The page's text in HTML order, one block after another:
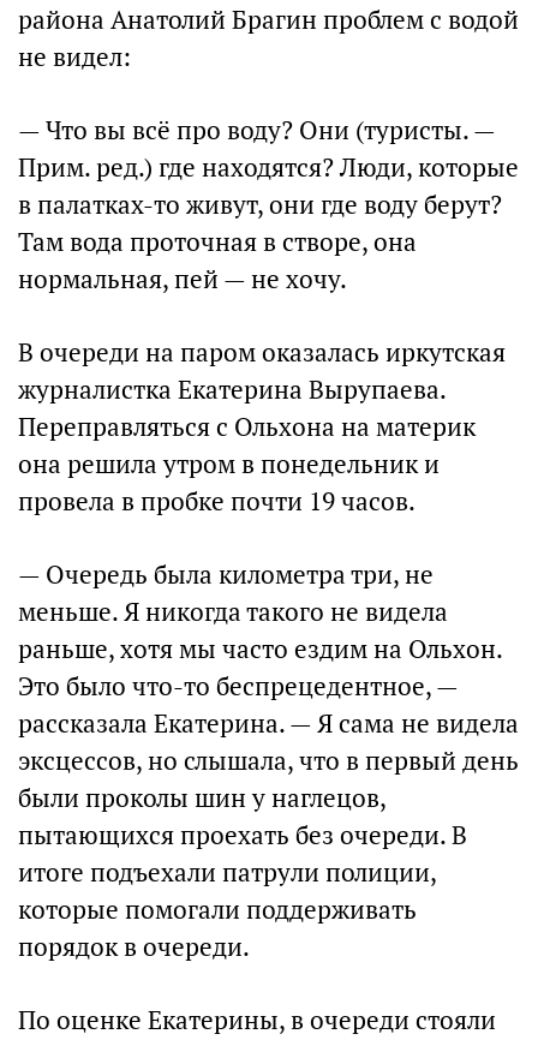
района Анатолий Брагин проблем с водой
не видел:
— Что вы всё про воду? Они (туристы. —
Прим. ред.) где находятся? Люди, которые
в палатках-то живут, они где воду берут?
Там вода проточная в створе, она
нормальная, пей — не хочу.
В очереди на паром оказалась иркутская
журналистка Екатерина Вырупаева.
Переправляться с Ольхона на материк
она решила утром в понедельник и
провела в пробке почти 19 часов.
— Очередь была километра три, не
меньше. Я никогда такого не видела
раньше, хотя мы часто ездим на Ольхон.
Это было что-то беспрецедентное, —
рассказала Екатерина. — Я сама не видела
эксцессов, но слышала, что в первый день
были проколы шин у наглецов,
пытающихся проехать без очереди. В
итоге подъехали патрули полиции,
которые помогали поддерживать
порядок в очереди.
По оценке Екатерины, в очереди стояли